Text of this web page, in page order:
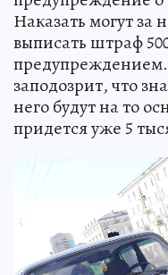
Наказать могут
выписать штраф
заподозрит, что
него будут на то
придется уже 5